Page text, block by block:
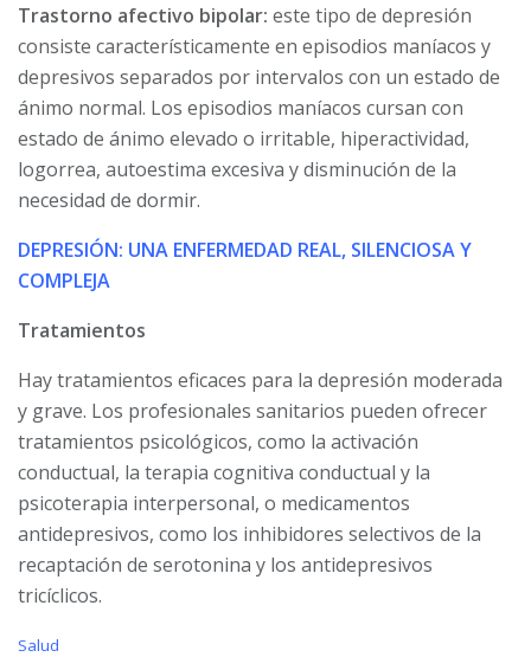
Trastorno afectivo bipolar: este tipo de depresión
consiste característicamente en episodios maníacos y
depresivos separados por intervalos con un estado de
ánimo normal. Los episodios maníacos cursan con
estado de ánimo elevado o irritable, hiperactividad,
logorrea, autoestima excesiva y disminución de la
necesidad de dormir.
DEPRESIÓN: UNA ENFERMEDAD REAL, SILENCIOSA Y
COMPLEJA
Tratamientos
Hay tratamientos eficaces para la depresión moderada
y grave. Los profesionales sanitarios pueden ofrecer
tratamientos psicológicos, como la activación
conductual, la terapia cognitiva conductual y la
psicoterapia interpersonal, o medicamentos
antidepresivos, como los inhibidores selectivos de la
recaptación de serotonina y los antidepresivos
tricíclicos.
C
Salud